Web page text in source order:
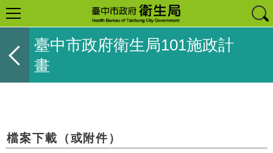
臺中市政府衛生局101施政計
畫
檔案下載（或附件）